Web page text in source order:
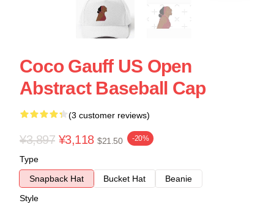
Coco Gauff US Open
Abstract Baseball Cap
(3 customer reviews)
¥3,897 ¥3,118 $21.50 -20%
Type
Snapback Hat
Bucket Hat
Beanie
Style